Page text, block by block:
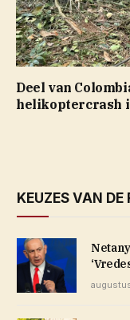
Deel van
helikoptercrash
KEUZES VAN DE